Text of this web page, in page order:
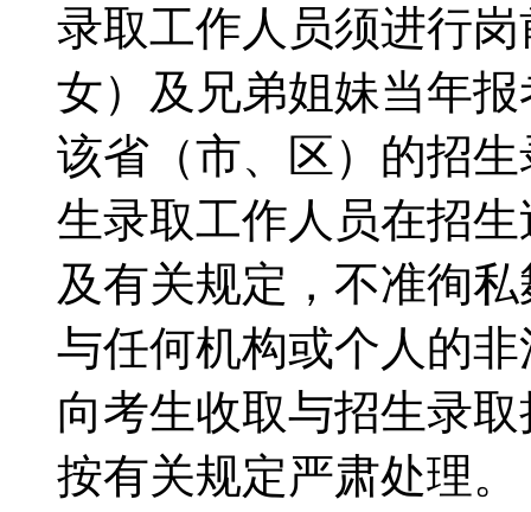
录取工作人员须进行
女）及兄弟姐妹当年
该省（市、区）的招
生录取工作人员在招
及有关规定，不准徇
与任何机构或个人的
向考生收取与招生录
按有关规定严肃处